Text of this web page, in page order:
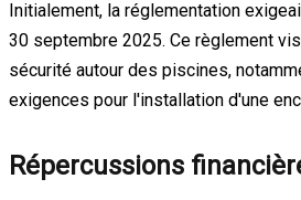
Initialement, la réglementation
30 septembre 2025. Ce règlement
sécurité autour des piscines,
exigences pour l'installation d'une
Répercussions